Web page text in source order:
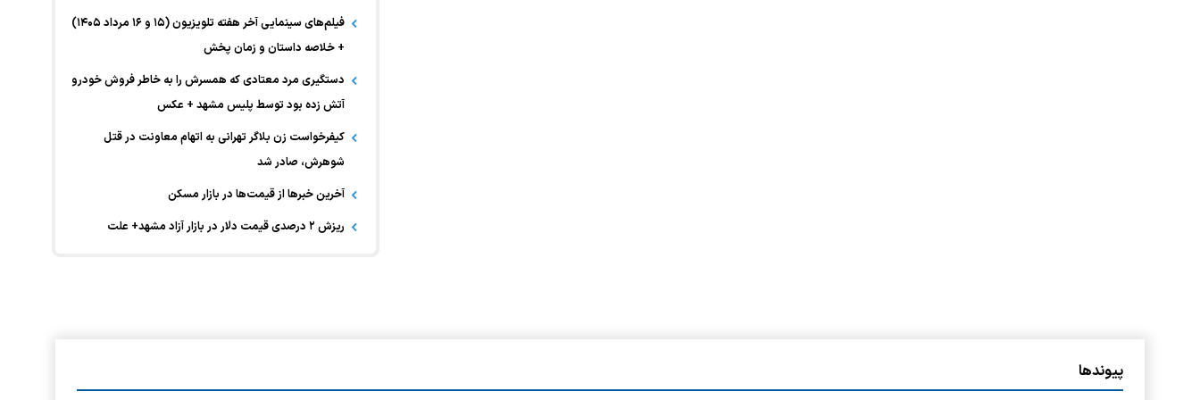
فیلم‌های سینمایی آخر هفته تلویزیون (۱۵ و ۱۶ مرداد ۱۴۰۵)
+ خلاصه داستان و زمان پخش
دستگیری مرد معتادی که همسرش را به خاطر فروش خودرو
آتش زده بود توسط پلیس مشهد + عکس
کیفرخواست زن بلاگر تهرانی به اتهام معاونت در قتل
شوهرش، صادر شد
آخرین خبر‌ها از قیمت‌ها در بازار مسکن
ریزش ۲ درصدی قیمت دلار در بازار آزاد مشهد+ علت
پیوندها